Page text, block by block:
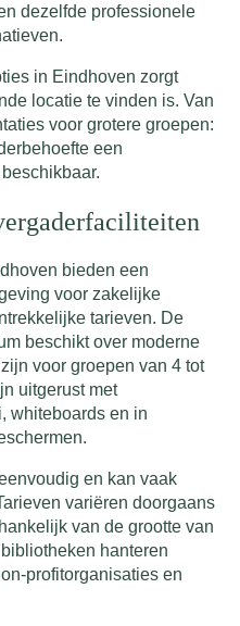
dezelfde professionele
in Eindhoven zorgt
locatie te vinden is. Van
voor grotere groepen:
een
beschikbaar.
bieden een
voor zakelijke
tarieven. De
beschikt over moderne
voor groepen van 4 tot
uitgerust met
whiteboards en in
en kan vaak
variëren doorgaans
van de grootte van
hanteren
profitorganisaties en